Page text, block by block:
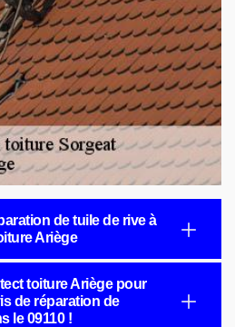
de tuile de rive à
Ariège
toiture Ariège pour
de réparation de
le 09110 !